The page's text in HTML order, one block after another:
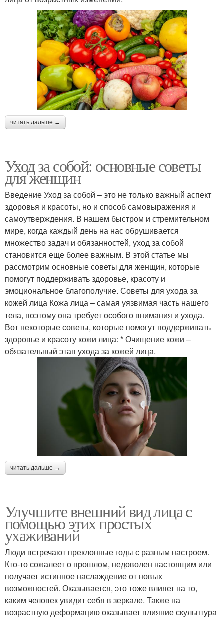
читать дальше →
Уход за собой: основные советы
для женщин
Введение Уход за собой – это не только важный аспект
здоровья и красоты, но и способ самовыражения и
самоутверждения. В нашем быстром и стремительном
мире, когда каждый день на нас обрушивается
множество задач и обязанностей, уход за собой
становится еще более важным. В этой статье мы
рассмотрим основные советы для женщин, которые
помогут поддерживать здоровье, красоту и
эмоциональное благополучие. Советы для ухода за
кожей лица Кожа лица – самая уязвимая часть нашего
тела, поэтому она требует особого внимания и ухода.
Вот некоторые советы, которые помогут поддерживать
здоровье и красоту кожи лица: * Очищение кожи –
обязательный этап ухода за кожей лица.
читать дальше →
Улучшите внешний вид лица с
помощью этих простых
ухаживаний
Люди встречают преклонные годы с разным настроем.
Кто-то сожалеет о прошлом, недоволен настоящим или
получает истинное наслаждение от новых
возможностей. Оказывается, это тоже влияет на то,
каким человек увидит себя в зеркале. Также на
возрастную деформацию оказывает влияние скульптура